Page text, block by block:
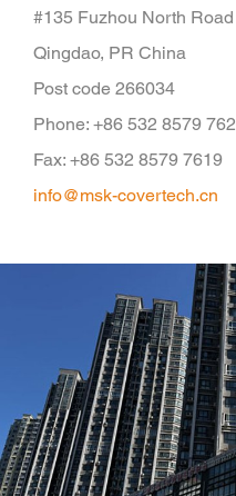
#135 Fuzhou North Road
Qingdao, PR China
Post code 266034
Phone: +86 532 8579
Fax: +86 532 8579 7619
info@msk-covertech.cn